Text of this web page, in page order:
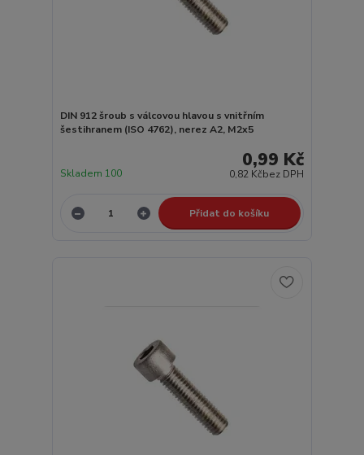
DIN 912 šroub s válcovou hlavou s vnitřním
šestihranem (ISO 4762), nerez A2, M2x5
0,99 Kč
0,82 Kčbez DPH
Skladem 100
Přidat do košíku